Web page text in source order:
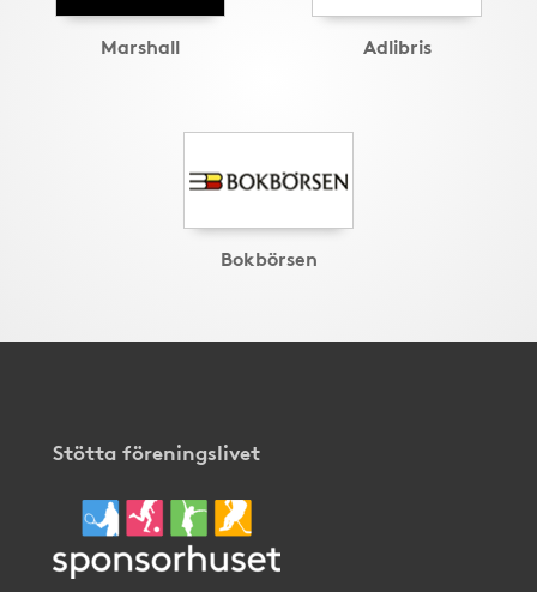
Marshall Adlibris
Bokbörsen
Stötta föreningslivet